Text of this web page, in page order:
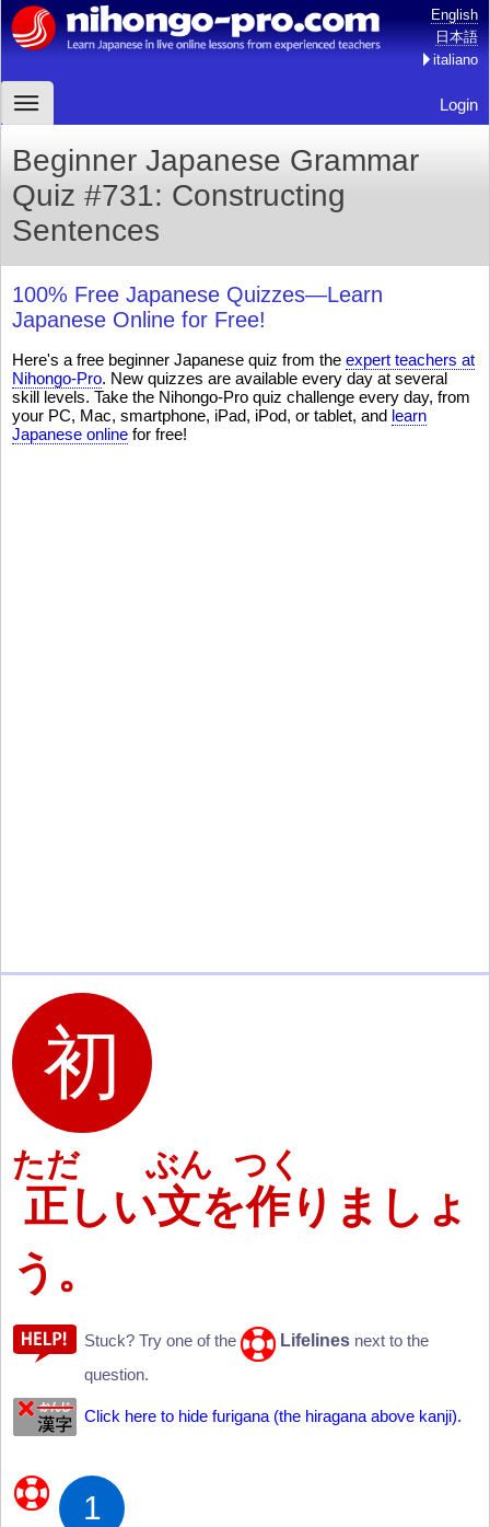
English
日本語
italiano
Login
Beginner Japanese Grammar
Quiz #731: Constructing
Sentences
100% Free Japanese Quizzes—Learn
Japanese Online for Free!
Here's a free beginner Japanese quiz from the expert teachers at
Nihongo-Pro. New quizzes are available every day at several
skill levels. Take the Nihongo-Pro quiz challenge every day, from
your PC, Mac, smartphone, iPad, iPod, or tablet, and learn
Japanese online for free!
正
ただ
しい文
ぶん
を作
つく
りましょ
う。
Stuck? Try one of the Lifelines next to the
question.
Click here to hide furigana (the hiragana above kanji).
1